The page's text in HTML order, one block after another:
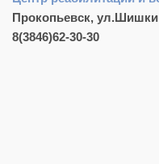
Прокопьевск,
8(3846)62-30-30